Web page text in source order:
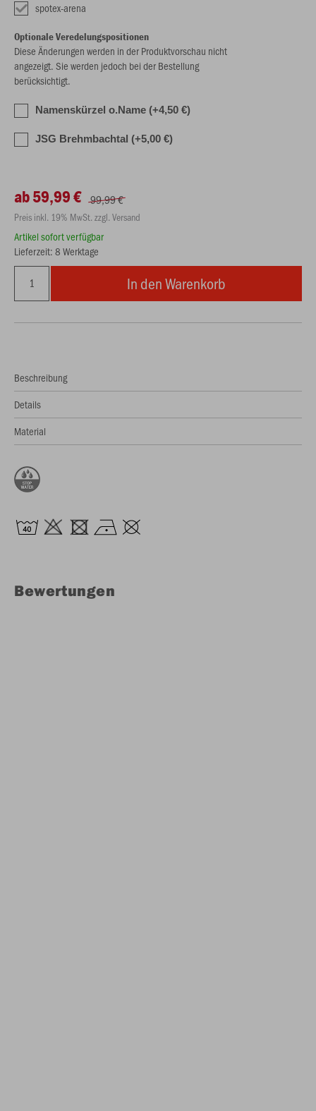
spotex-arena
Optionale Veredelungspositionen
Diese Änderungen werden in der Produktvorschau nicht
angezeigt. Sie werden jedoch bei der Bestellung
berücksichtigt.
Namenskürzel o.Name (+4,50 €)
JSG Brehmbachtal (+5,00 €)
ab 59,99 € 99,99 €
Preis inkl. 19% MwSt. zzgl. Versand
Artikel sofort verfügbar
Lieferzeit: 8 Werktage
In den Warenkorb
Beschreibung
Details
Material
Bewertungen